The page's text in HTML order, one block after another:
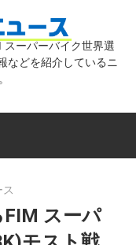
気
バ
ーパーバイク世界選
などを紹介しているニ
スーパ